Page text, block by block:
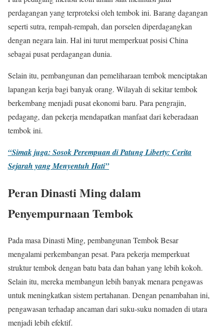
perdagangan yang terproteksi oleh tembok ini. Barang dagangan
seperti sutra, rempah-rempah, dan porselen diperdagangkan
dengan negara lain. Hal ini turut memperkuat posisi China
sebagai pusat perdagangan dunia.
Selain itu, pembangunan dan pemeliharaan tembok menciptakan
lapangan kerja bagi banyak orang. Wilayah di sekitar tembok
berkembang menjadi pusat ekonomi baru. Para pengrajin,
pedagang, dan pekerja mendapatkan manfaat dari keberadaan
tembok ini.
“Simak juga: Sosok Perempuan di Patung Liberty: Cerita
Sejarah yang Menyentuh Hati”
Peran Dinasti Ming dalam
Penyempurnaan Tembok
Pada masa Dinasti Ming, pembangunan Tembok Besar
mengalami perkembangan pesat. Para pekerja memperkuat
struktur tembok dengan batu bata dan bahan yang lebih kokoh.
Selain itu, mereka membangun lebih banyak menara pengawas
untuk meningkatkan sistem pertahanan. Dengan penambahan ini,
pengawasan terhadap ancaman dari suku-suku nomaden di utara
menjadi lebih efektif.